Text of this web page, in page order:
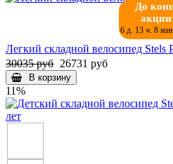
До
6 д. 13 ч. 8
Легкий складной велосипед Stels
30035 руб 26731 руб
В корзину
11%